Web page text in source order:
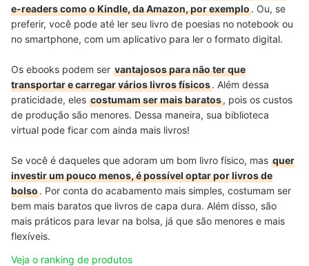
e-readers como o Kindle, da Amazon, por exemplo. Ou, se
preferir, você pode até ler seu livro de poesias no notebook ou
no smartphone, com um aplicativo para ler o formato digital.
Os ebooks podem ser vantajosos para não ter que
transportar e carregar vários livros físicos. Além dessa
praticidade, eles costumam ser mais baratos, pois os custos
de produção são menores. Dessa maneira, sua biblioteca
virtual pode ficar com ainda mais livros!
Se você é daqueles que adoram um bom livro físico, mas quer
investir um pouco menos, é possível optar por livros de
bolso. Por conta do acabamento mais simples, costumam ser
bem mais baratos que livros de capa dura. Além disso, são
mais práticos para levar na bolsa, já que são menores e mais
flexíveis.
Veja o ranking de produtos